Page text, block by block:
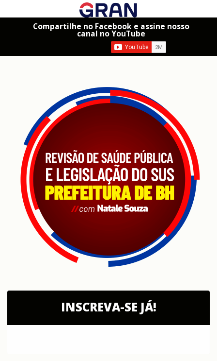
Compartilhe no Facebook e assine nosso
canal no YouTube
INSCREVA-SE JÁ!